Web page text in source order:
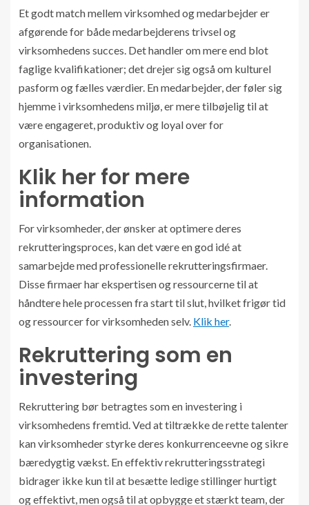
Et godt match mellem virksomhed og medarbejder er
afgørende for både medarbejderens trivsel og
virksomhedens succes. Det handler om mere end blot
faglige kvalifikationer; det drejer sig også om kulturel
pasform og fælles værdier. En medarbejder, der føler sig
hjemme i virksomhedens miljø, er mere tilbøjelig til at
være engageret, produktiv og loyal over for
organisationen.
Klik her for mere
information
For virksomheder, der ønsker at optimere deres
rekrutteringsproces, kan det være en god idé at
samarbejde med professionelle rekrutteringsfirmaer.
Disse firmaer har ekspertisen og ressourcerne til at
håndtere hele processen fra start til slut, hvilket frigør tid
og ressourcer for virksomheden selv. Klik her.
Rekruttering som en
investering
Rekruttering bør betragtes som en investering i
virksomhedens fremtid. Ved at tiltrække de rette talenter
kan virksomheder styrke deres konkurrenceevne og sikre
bæredygtig vækst. En effektiv rekrutteringsstrategi
bidrager ikke kun til at besætte ledige stillinger hurtigt
og effektivt, men også til at opbygge et stærkt team, der